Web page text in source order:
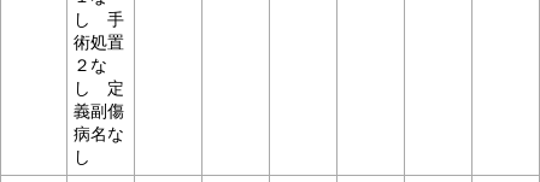
し 手
術処置
２な
し 定
義副傷
病名な
し